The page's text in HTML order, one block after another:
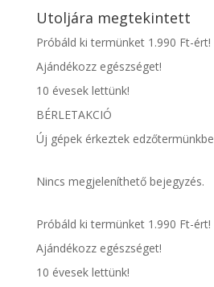
Utoljára megtekintett
Próbáld ki termünket 1.990 Ft-ért!
Ajándékozz egészséget!
10 évesek lettünk!
BÉRLETAKCIÓ
Új gépek érkeztek edzőtermünkbe
Nincs megjeleníthető bejegyzés.
Próbáld ki termünket 1.990 Ft-ért!
Ajándékozz egészséget!
10 évesek lettünk!